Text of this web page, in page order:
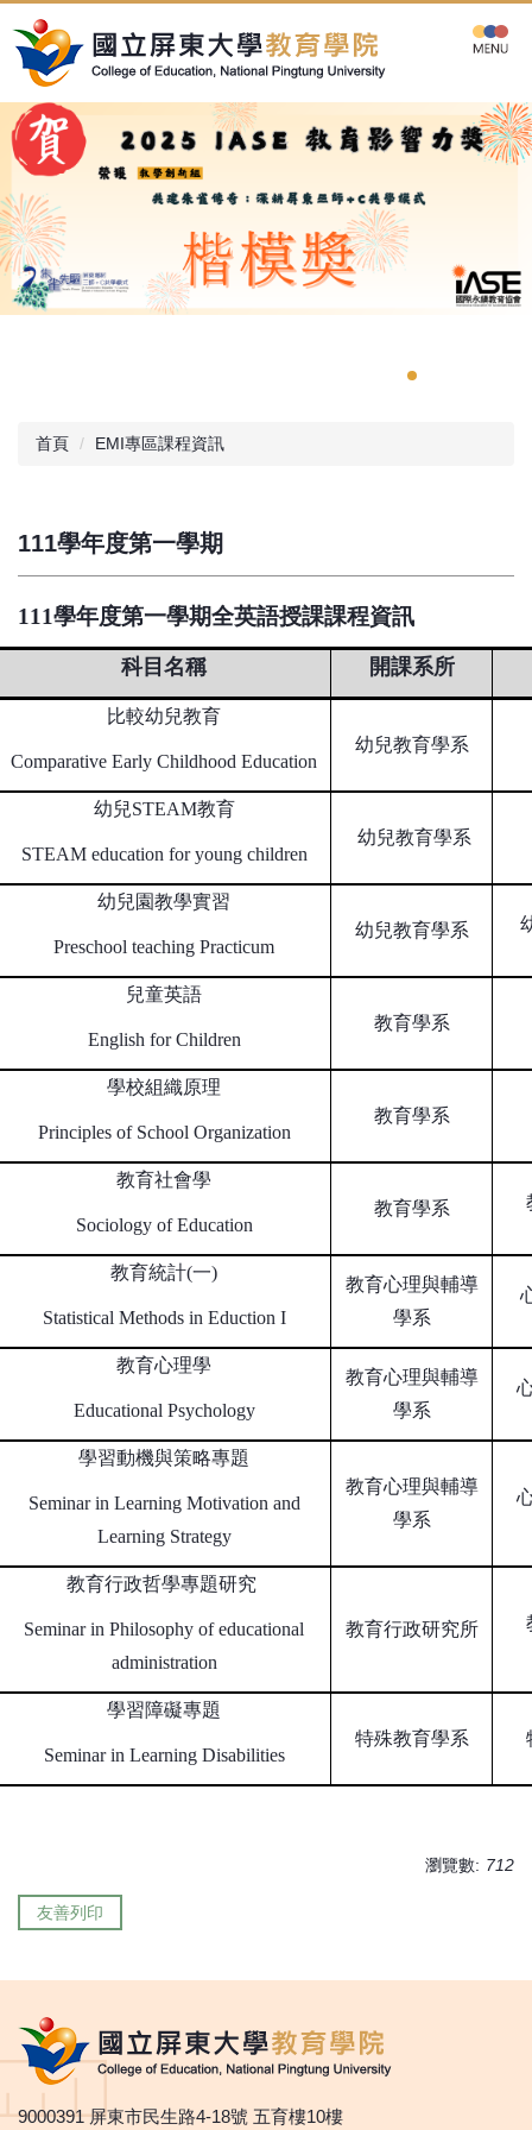
到
主
內
容
區
首頁 EMI專區課程資訊
111學年度第一學期
111學年度第一學期全英語授課課程資訊
科目名稱 開課系所
比較幼兒教育
Comparative Early Childhood Education
幼兒教育學系
幼兒STEAM教育
STEAM education for young children
幼兒教育學系
幼兒園教學實習
Preschool teaching Practicum
幼兒教育學系
兒童英語
English for Children
教育學系
學校組織原理
Principles of School Organization
教育學系
教育社會學
Sociology of Education
教育學系
教育統計(一)
Statistical Methods in Eduction I
教育心理與輔導
學系
教育心理學
Educational Psychology
教育心理與輔導
學系
學習動機與策略專題
Seminar in Learning Motivation and
Learning Strategy
教育心理與輔導
學系
教育行政哲學專題研究
Seminar in Philosophy of educational
administration
教育行政研究所
學習障礙專題
Seminar in Learning Disabilities
特殊教育學系
瀏覽數: 712
友善列印
9000391 屏東市民生路4-18號 五育樓10樓